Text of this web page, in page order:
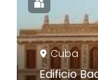
Cuba
Edificio